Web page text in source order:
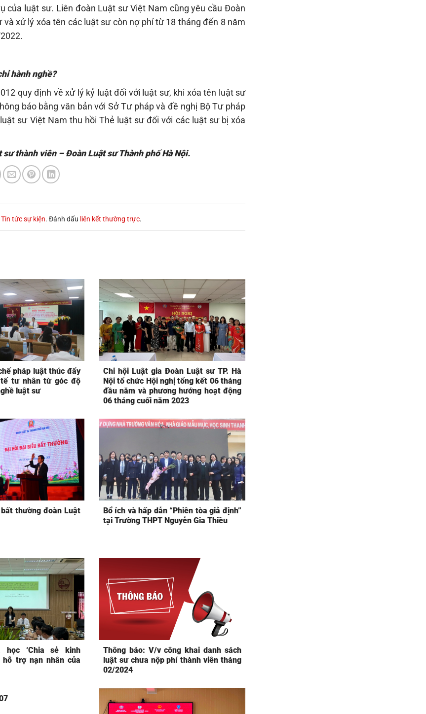
của luật sư. Liên đoàn Luật sư Việt Nam cũng yêu cầu Đoàn
xử lý xóa tên các luật sư còn nợ phí từ 18 tháng đến 8 năm
hành nghề?
quy định về xử lý kỷ luật đối với luật sư, khi xóa tên luật sư
báo bằng văn bản với Sở Tư pháp và đề nghị Bộ Tư pháp
sư Việt Nam thu hồi Thẻ luật sư đối với các luật sư bị xóa
thành viên – Đoàn Luật sư Thành phố Hà Nội.
Tin tức sự kiện. Đánh dấu liên kết thường trực.
pháp luật thúc đẩy
tư nhân từ góc độ
luật sư
Chi hội Luật gia Đoàn Luật sư TP. Hà
Nội tổ chức Hội nghị tổng kết 06 tháng
đầu năm và phương hướng hoạt động
06 tháng cuối năm 2023
thường đoàn Luật
Bổ ích và hấp dẫn “Phiên tòa giả định”
tại Trường THPT Nguyễn Gia Thiều
học ‘Chia sẻ kinh
hỗ trợ nạn nhân của
Thông báo: V/v công khai danh sách
luật sư chưa nộp phí thành viên tháng
02/2024